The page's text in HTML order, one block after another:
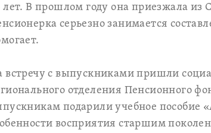
лет. В прошлом году она приезжала из
серьезно занимается
встречу с выпускниками пришли
отделения Пенсионного
подарили учебное пособие
восприятия старшим